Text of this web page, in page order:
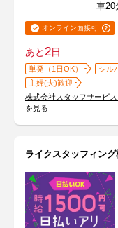
車20
オンライン面接可
あと2日
単発（1日OK） シル
主婦(夫)歓迎
株式会社スタッフサービ
を見る
ライクスタッフィン